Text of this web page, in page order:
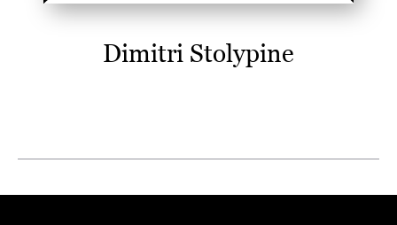
Dimitri Stolypine